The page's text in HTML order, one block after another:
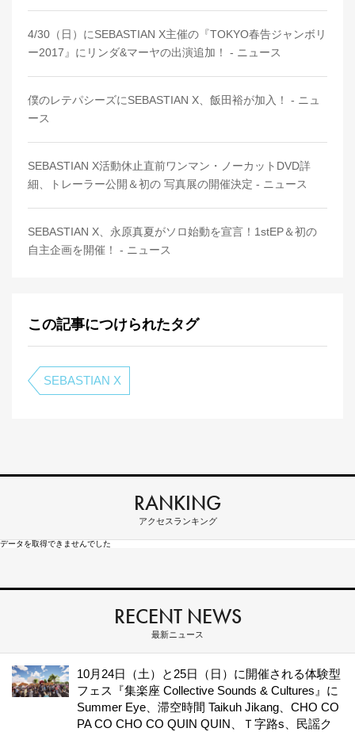
4/30（日）にSEBASTIAN X主催の『TOKYO春告ジャンボリ
ー2017』にリンダ&マーヤの出演追加！ - ニュース
僕のレテパシーズにSEBASTIAN X、飯田裕が加入！ - ニュ
ース
SEBASTIAN X活動休止直前ワンマン・ノーカットDVD詳
細、トレーラー公開＆初の 写真展の開催決定 - ニュース
SEBASTIAN X、永原真夏がソロ始動を宣言！1stEP＆初の
自主企画を開催！ - ニュース
この記事につけられたタグ
SEBASTIAN X
RANKING
アクセスランキング
データを取得できませんでした
RECENT NEWS
最新ニュース
10月24日（土）と25日（日）に開催される体験型
フェス『集楽座 Collective Sounds & Cultures』に
Summer Eye、滞空時間 Taikuh Jikang、CHO CO
PA CO CHO CO QUIN QUIN、Ｔ字路s、民謡ク